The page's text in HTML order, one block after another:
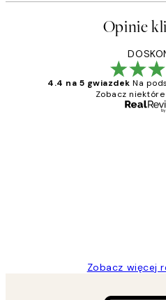
Opinie
4.4 na 5 gwiazdek Na
Zobacz
Zobacz więcej